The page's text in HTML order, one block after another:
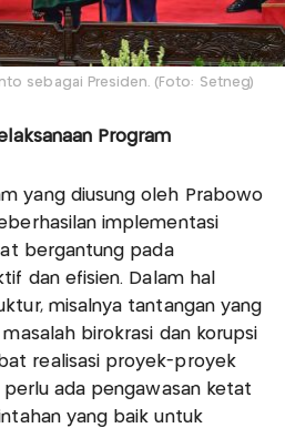
sebagai Presiden. (Foto: Setneg)
Program
yang diusung oleh Prabowo
implementasi
bergantung pada
dan efisien. Dalam hal
misalnya tantangan yang
birokrasi dan korupsi
realisasi proyek-proyek
perlu ada pengawasan ketat
yang baik untuk